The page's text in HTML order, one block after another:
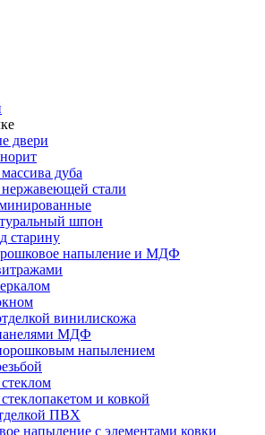
двери
дуба
стали
шпон
старину
напыление и МДФ
винилискожа
МДФ
напылением
и ковкой
ПВХ
напыление с элементами ковки